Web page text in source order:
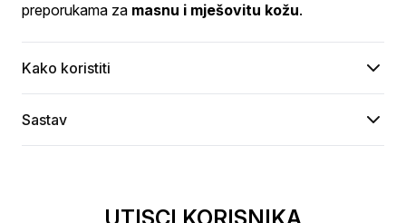
preporukama za masnu i mješovitu kožu.
Kako koristiti
Sastav